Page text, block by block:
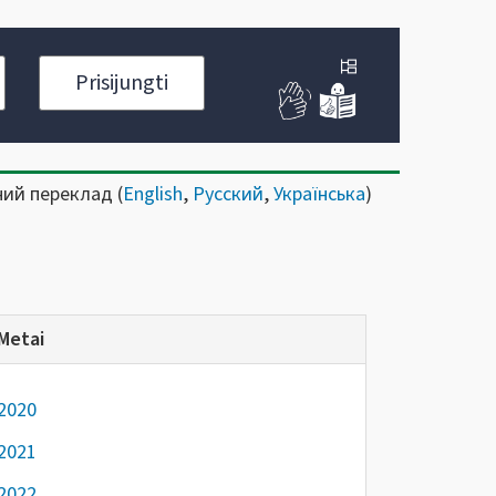
Prisijungti
переклад (English, Русский,Українська)